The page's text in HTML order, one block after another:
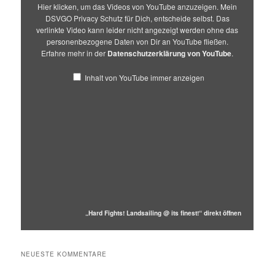
Hier klicken, um das Videos von YouTube anzuzeigen. Mein
DSVGO Privacy Schutz für Dich, entscheide selbst. Das
verlinkte Video kann leider nicht angezeigt werden ohne das
personenbezogene Daten von Dir an YouTube fließen.
Erfahre mehr in der Datenschutzerklärung von YouTube.
Inhalt von YouTube immer anzeigen
„Hard Fights! Landsailing @ its finest!“ direkt öffnen
NEUESTE KOMMENTARE